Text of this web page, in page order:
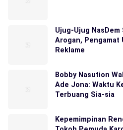
Ujug-Ujug
Arogan, Pengamat
Reklame
Bobby Nasution
Ade Jona: Waktu
Terbuang Sia-sia
Kepemimpinan